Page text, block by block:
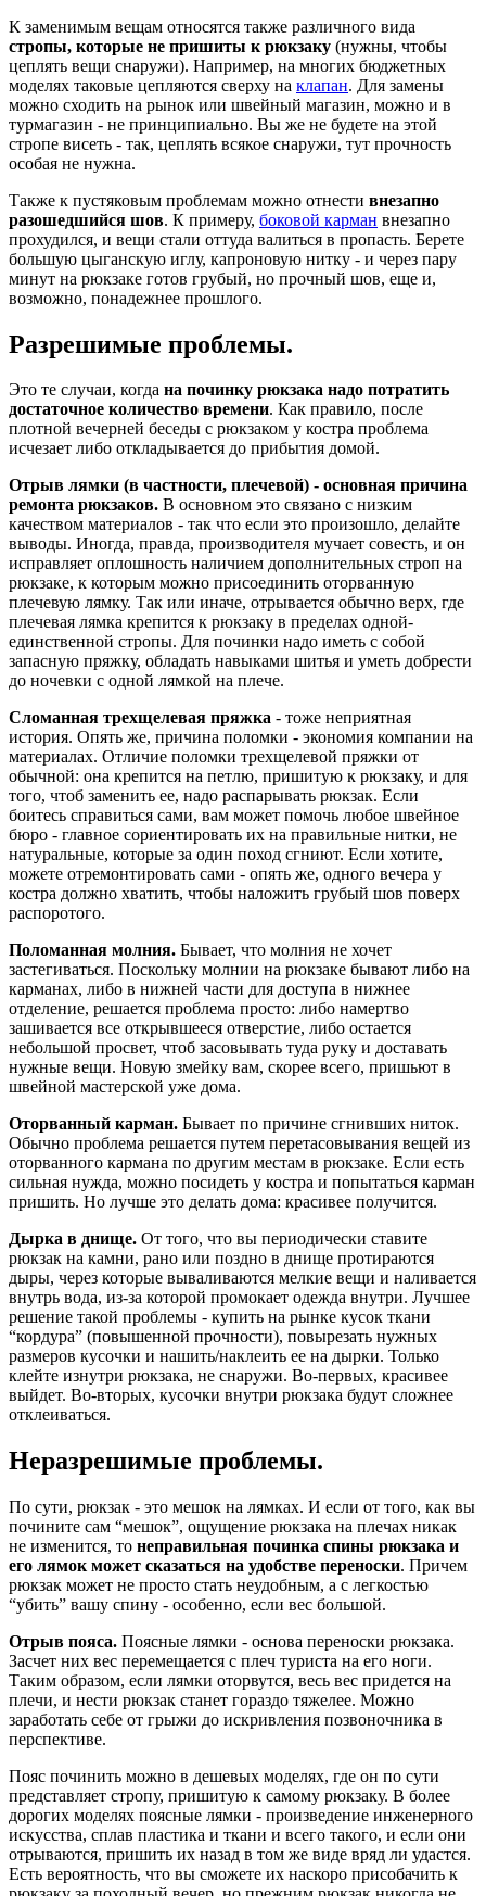
К заменимым вещам относятся также различного вида
стропы, которые не пришиты к рюкзаку (нужны, чтобы
цеплять вещи снаружи). Например, на многих бюджетных
моделях таковые цепляются сверху на клапан. Для замены
можно сходить на рынок или швейный магазин, можно и в
турмагазин - не принципиально. Вы же не будете на этой
стропе висеть - так, цеплять всякое снаружи, тут прочность
особая не нужна.
Также к пустяковым проблемам можно отнести внезапно
разошедшийся шов. К примеру, боковой карман внезапно
прохудился, и вещи стали оттуда валиться в пропасть. Берете
большую цыганскую иглу, капроновую нитку - и через пару
минут на рюкзаке готов грубый, но прочный шов, еще и,
возможно, понадежнее прошлого.
Разрешимые проблемы.
Это те случаи, когда на починку рюкзака надо потратить
достаточное количество времени. Как правило, после
плотной вечерней беседы с рюкзаком у костра проблема
исчезает либо откладывается до прибытия домой.
Отрыв лямки (в частности, плечевой) - основная причина
ремонта рюкзаков. В основном это связано с низким
качеством материалов - так что если это произошло, делайте
выводы. Иногда, правда, производителя мучает совесть, и он
исправляет оплошность наличием дополнительных строп на
рюкзаке, к которым можно присоединить оторванную
плечевую лямку. Так или иначе, отрывается обычно верх, где
плечевая лямка крепится к рюкзаку в пределах одной-
единственной стропы. Для починки надо иметь с собой
запасную пряжку, обладать навыками шитья и уметь добрести
до ночевки с одной лямкой на плече.
Сломанная трехщелевая пряжка - тоже неприятная
история. Опять же, причина поломки - экономия компании на
материалах. Отличие поломки трехщелевой пряжки от
обычной: она крепится на петлю, пришитую к рюкзаку, и для
того, чтоб заменить ее, надо распарывать рюкзак. Если
боитесь справиться сами, вам может помочь любое швейное
бюро - главное сориентировать их на правильные нитки, не
натуральные, которые за один поход сгниют. Если хотите,
можете отремонтировать сами - опять же, одного вечера у
костра должно хватить, чтобы наложить грубый шов поверх
распоротого.
Поломанная молния. Бывает, что молния не хочет
застегиваться. Поскольку молнии на рюкзаке бывают либо на
карманах, либо в нижней части для доступа в нижнее
отделение, решается проблема просто: либо намертво
зашивается все открывшееся отверстие, либо остается
небольшой просвет, чтоб засовывать туда руку и доставать
нужные вещи. Новую змейку вам, скорее всего, пришьют в
швейной мастерской уже дома.
Оторванный карман. Бывает по причине сгнивших ниток.
Обычно проблема решается путем перетасовывания вещей из
оторванного кармана по другим местам в рюкзаке. Если есть
сильная нужда, можно посидеть у костра и попытаться карман
пришить. Но лучше это делать дома: красивее получится.
Дырка в днище. От того, что вы периодически ставите
рюкзак на камни, рано или поздно в днище протираются
дыры, через которые вываливаются мелкие вещи и наливается
внутрь вода, из-за которой промокает одежда внутри. Лучшее
решение такой проблемы - купить на рынке кусок ткани
“кордура” (повышенной прочности), повырезать нужных
размеров кусочки и нашить/наклеить ее на дырки. Только
клейте изнутри рюкзака, не снаружи. Во-первых, красивее
выйдет. Во-вторых, кусочки внутри рюкзака будут сложнее
отклеиваться.
Неразрешимые проблемы.
По сути, рюкзак - это мешок на лямках. И если от того, как вы
почините сам “мешок”, ощущение рюкзака на плечах никак
не изменится, то неправильная починка спины рюкзака и
его лямок может сказаться на удобстве переноски. Причем
рюкзак может не просто стать неудобным, а с легкостью
“убить” вашу спину - особенно, если вес большой.
Отрыв пояса. Поясные лямки - основа переноски рюкзака.
Засчет них вес перемещается с плеч туриста на его ноги.
Таким образом, если лямки оторвутся, весь вес придется на
плечи, и нести рюкзак станет гораздо тяжелее. Можно
заработать себе от грыжи до искривления позвоночника в
перспективе.
Пояс починить можно в дешевых моделях, где он по сути
представляет стропу, пришитую к самому рюкзаку. В более
дорогих моделях поясные лямки - произведение инженерного
искусства, сплав пластика и ткани и всего такого, и если они
отрываются, пришить их назад в том же виде вряд ли удастся.
Есть вероятность, что вы сможете их наскоро присобачить к